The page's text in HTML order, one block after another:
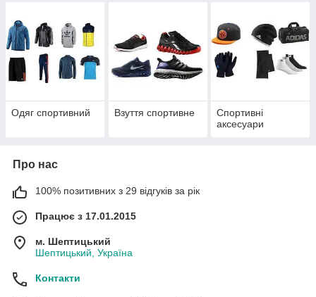
Одяг спортивний Взуття спортивне
Спортивні
аксесуари
Про нас
100% позитивних з 29 відгуків за рік
Працює з 17.01.2015
м. Шептицький
Шептицький, Україна
Контакти